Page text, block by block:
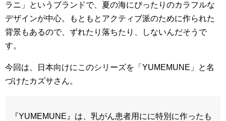
ラニ」というブランドで、夏の海にぴったりのカラフルな
デザインが中心。もともとアクティブ派のために作られた
背景もあるので、ずれたり落ちたり、しないんだそうで
す。
今回は、日本向けにこのシリーズを「YUMEMUNE」と名
づけたカズサさん。
『YUMEMUNE』は、乳がん患者用にに特別に作ったも